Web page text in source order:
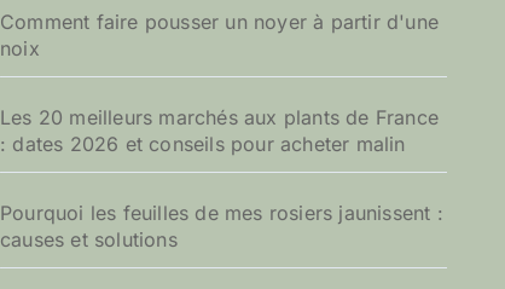
Comment faire pousser un noyer à partir d'une
noix
Les 20 meilleurs marchés aux plants de France
: dates 2026 et conseils pour acheter malin
Pourquoi les feuilles de mes rosiers jaunissent :
causes et solutions